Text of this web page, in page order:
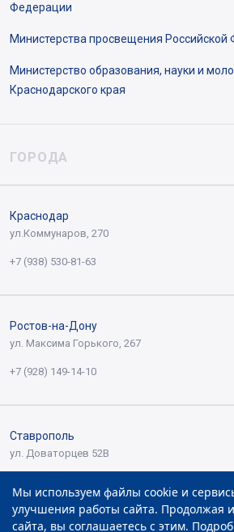
Федерации
Министерства просвещения Российской
Министерство образования, науки и
Краснодарского края
ГОРОДА
Краснодар
ул.Коммунаров, 270
+7 (938) 530-81-63
Ростов-на-Дону
ул. Максима Горького, 267
+7 (928) 149-14-10
Ставрополь
ул. Доваторцев 52В
Мы используем файлы cookie и
улучшения работы сайта. Продолжая
сайта, вы соглашаетесь с этим.